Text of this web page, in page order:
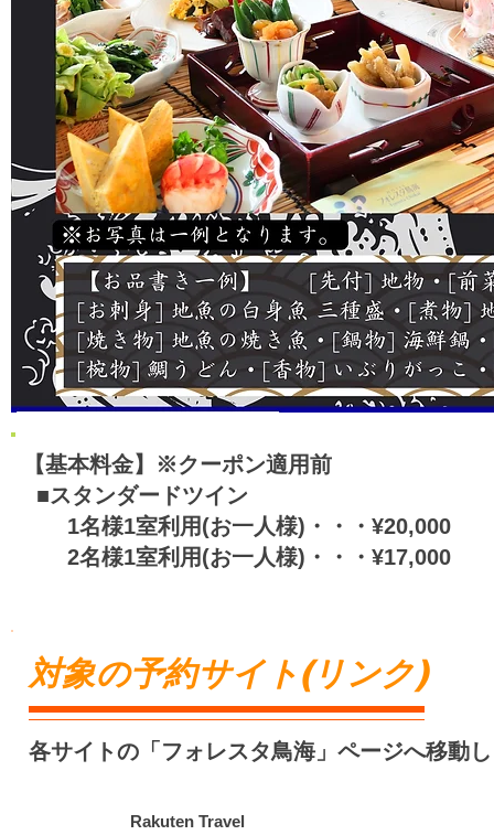
【基本料金】※クーポン適用前
■スタンダードツイン
1名様1室利用(お一人様)・・・¥20,000
2名様1室利用(お一人様)・・・¥17,000
対象の予約サイト(リンク)
各サイトの「フォレスタ鳥海」ページへ移動
Rakuten Travel